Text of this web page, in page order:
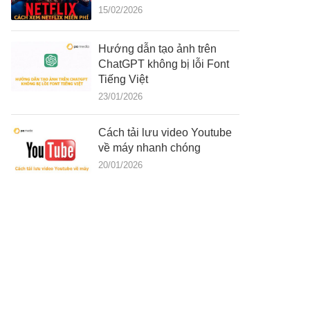
15/02/2026
Hướng dẫn tạo ảnh trên
ChatGPT không bị lỗi Font
Tiếng Việt
23/01/2026
Cách tải lưu video Youtube
về máy nhanh chóng
20/01/2026